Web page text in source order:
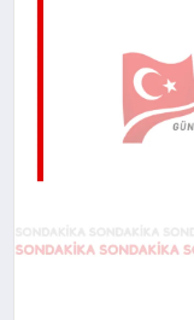
TEKNOLOJI